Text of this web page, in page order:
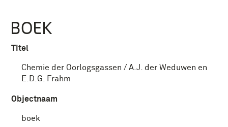
BOEK
Titel
Chemie der Oorlogsgassen / A.J. der Weduwen en
E.D.G. Frahm
Objectnaam
boek